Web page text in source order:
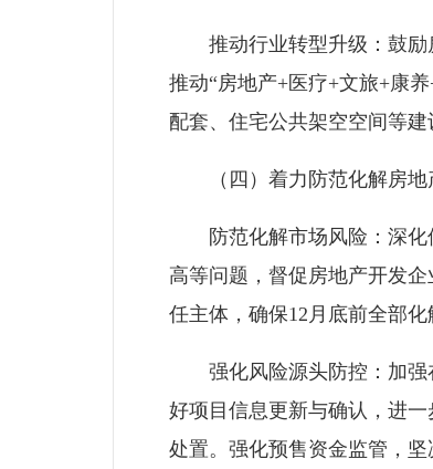
推动行业转型升级：鼓励房
推动“房地产+医疗+文旅+康
配套、住宅公共架空空间等建
（四）着力防范化解房地
防范化解市场风险：深化
高等问题，督促房地产开发
任主体，确保12月底前全部化
强化风险源头防控：加强
好项目信息更新与确认，进
处置。强化预售资金监管，坚